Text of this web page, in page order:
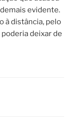
evidente.
à distância, pelo
deixar de